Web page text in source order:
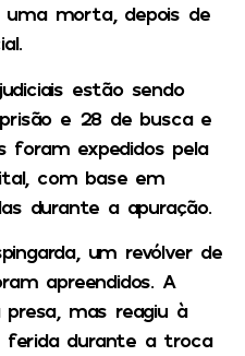
morta, depois de
estão sendo
e 28 de busca e
foram expedidos pela
com base em
durante a apuração.
um revólver de
apreendidos. A
mas reagiu à
ferida durante a troca